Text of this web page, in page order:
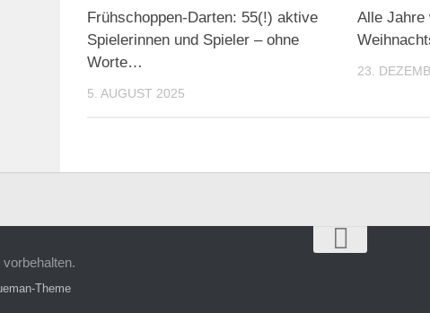
Frühschoppen-Darten: 55(!) aktive
Spielerinnen und Spieler – ohne
Worte…
5. AUGUST 2025
Alle
23.
Theme